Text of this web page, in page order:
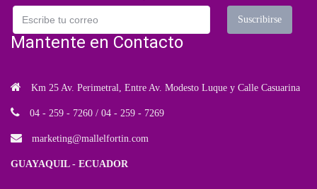
Mantente en Contacto
Km 25 Av. Perimetral, Entre Av. Modesto Luque y Calle Casuarina
04 - 259 - 7260 / 04 - 259 - 7269
marketing@mallelfortin.com
GUAYAQUIL - ECUADOR